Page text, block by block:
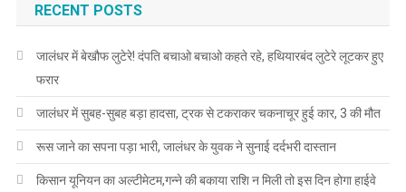
RECENT POSTS
जालंधर में बेखौफ लुटेरे! दंपति बचाओ बचाओ कहते रहे, हथियारबंद लुटेरे लूटकर हुए
फरार
जालंधर में सुबह-सुबह बड़ा हादसा, ट्रक से टकराकर चकनाचूर हुई कार, 3 की मौत
रूस जाने का सपना पड़ा भारी, जालंधर के युवक ने सुनाई दर्दभरी दास्तान
किसान यूनियन का अल्टीमेटम,गन्ने की बकाया राशि न मिली तो इस दिन होगा हाईवे